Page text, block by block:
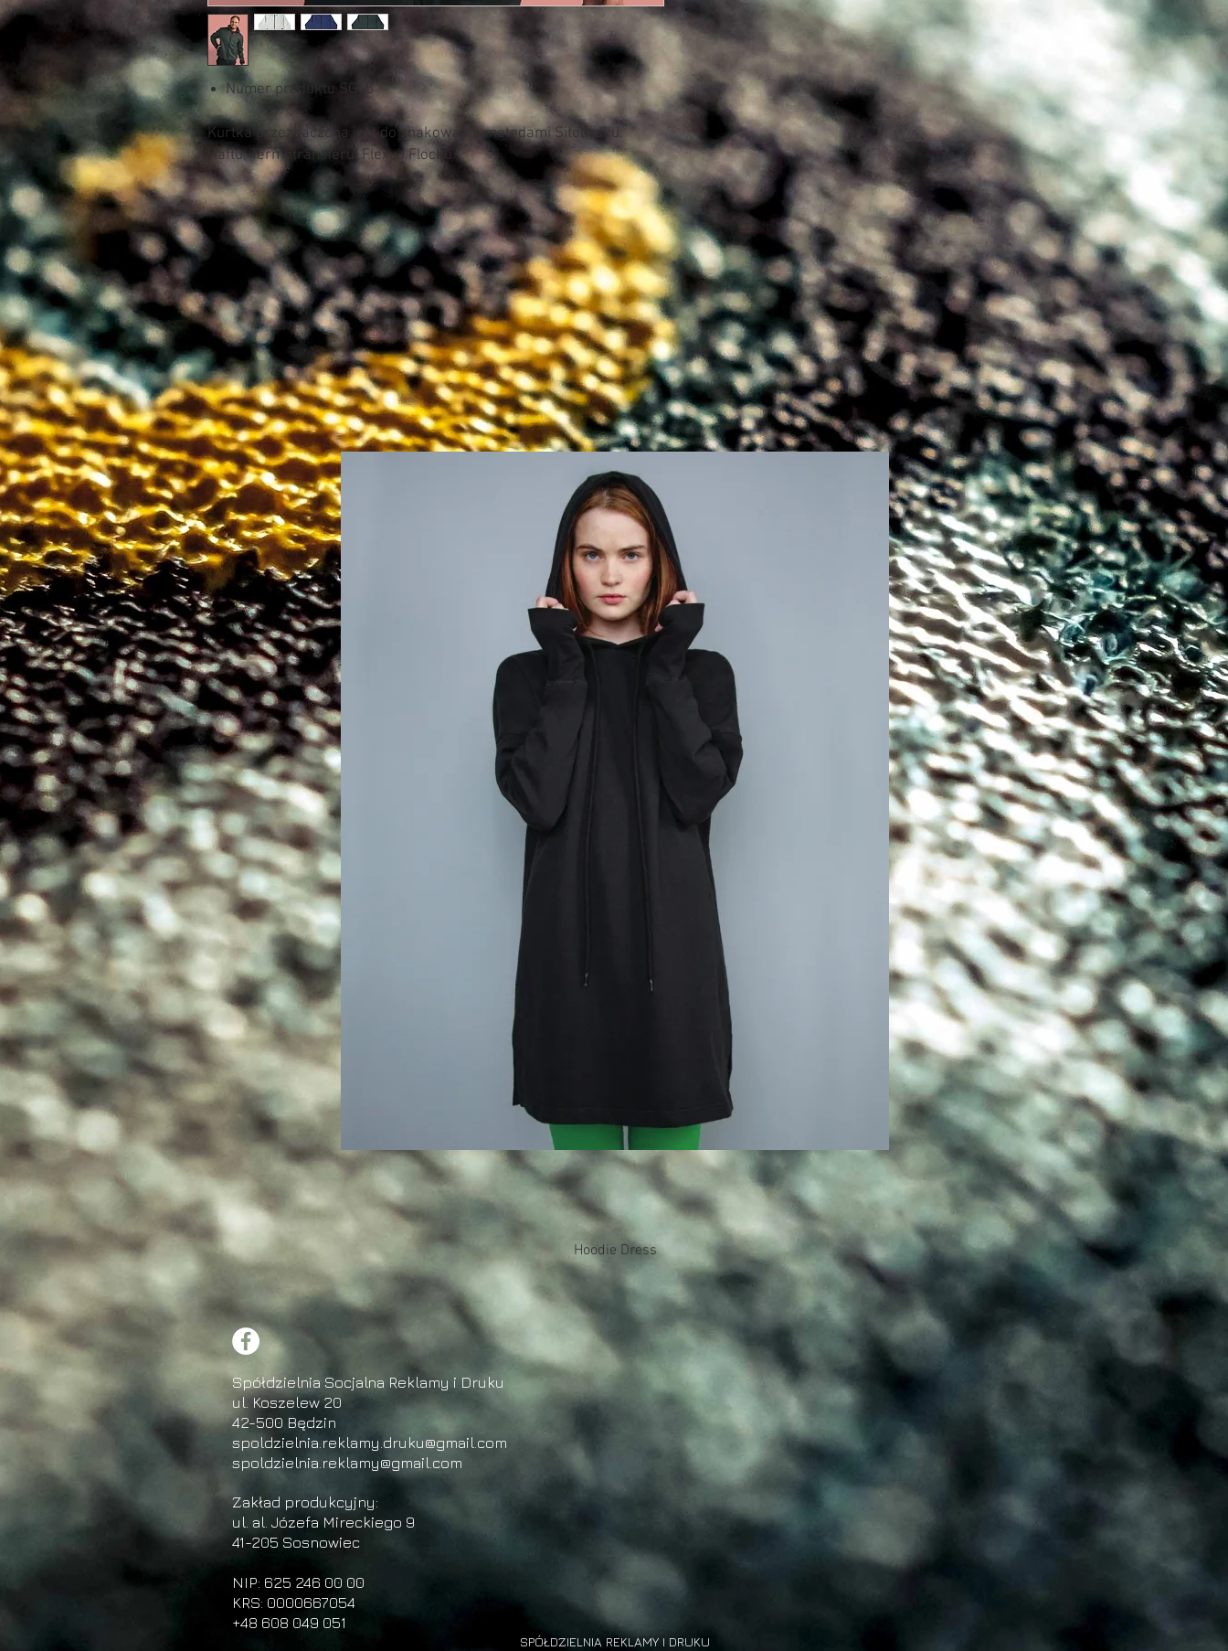
Numer produktu SG45
Kurtka przeznaczona jest do znakowania metodami Sitodruku,
Haftu, Termotransferu, Flexu i Flocku.
regulowane maniekty na rzep
Podgląd
Hoodie Dress
Spółdzielnia Socjalna Reklamy i Druku
ul. Koszelew 20
42-500 Będzin
spoldzielnia.reklamy.druku@gmail.com
spoldzielnia.reklamy@gmail.com
Zakład produkcyjny:
ul. al. Józefa Mireckiego 9
41-205 Sosnowiec
NIP: 625 246 00 00
KRS: 0000667054
+48 608 049 051
SPÓŁDZIELNIA REKLAMY I DRUKU